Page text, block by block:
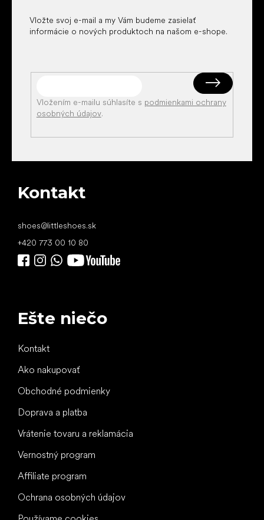
Vložte svoj e-mail a my Vám budeme zasielať
informácie o nových produktoch na našom e-shope.
Vložením e-mailu súhlasíte s podmienkami ochrany
osobných údajov.
Kontakt
shoes@littleshoes.sk
+420 773 00 10 80
Ešte niečo
Kontakt
Ako nakupovať
Obchodné podmienky
Doprava a platba
Vrátenie tovaru a reklamácia
Vernostný program
Affiliate program
Ochrana osobných údajov